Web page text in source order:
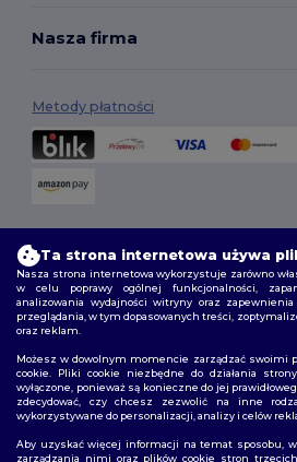
Nasza firma
Metody płatności
Śledź nas
Ta strona internetowa używa
Nasza strona internetowa wykorzystuje zarówno
w celu poprawy ogólnej funkcjonalności,
analizowania wydajności witryny oraz
przeglądania, w tym dopasowanych treści,
oraz reklam.
Możesz w dowolnym momencie zarządzać swoimi
cookie. Pliki cookie niezbędne do działania
wyłączone, ponieważ są konieczne do jej
zdecydować, czy chcesz zezwolić na inne
wykorzystywane do personalizacji, analizy i celów
Aby uzyskać więcej informacji na temat sposobu,
zarządzania nimi oraz plików cookie stron